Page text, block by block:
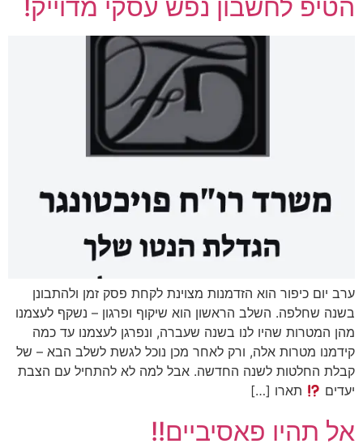
הטיפ לחשבון נפש עסקי מדוייק!
ערב יום כיפור הוא הזדמנות מצוינת לקחת פסק זמן ולהתבונן
בשנה שחלפה. השלב הראשון הוא שיקוף ופרגון – נשקף לעצמנו
מהן המטרות שהיו לנו בשנה שעברה, ונפרגן לעצמנו עד כמה
קידמנו מטרות אלה, ורק לאחר מכן נוכל לגשת לשלב הבא – של
קבלת החלטות לשנה החדשה. אבל למה לא להתחיל עם הצבת
יעדים
תארו […]
אל תהיו פאסיביים!!